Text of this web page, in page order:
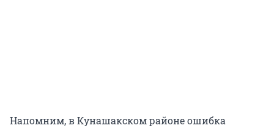
Напомним, в Кунашакском районе ошибка